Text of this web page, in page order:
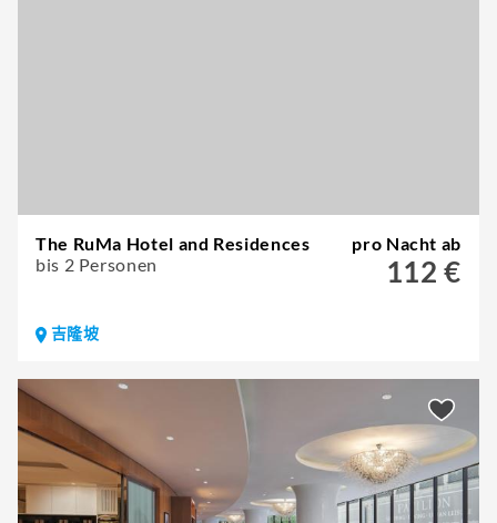
The RuMa Hotel and Residences
bis 2 Personen
pro Nacht ab
112 €
吉隆坡